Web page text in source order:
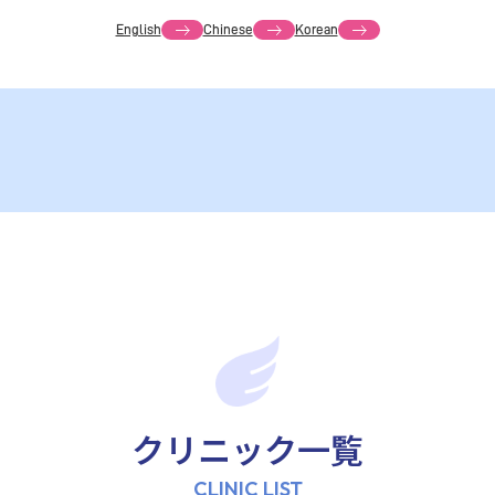
English Chinese Korean
クリニック一覧
CLINIC LIST